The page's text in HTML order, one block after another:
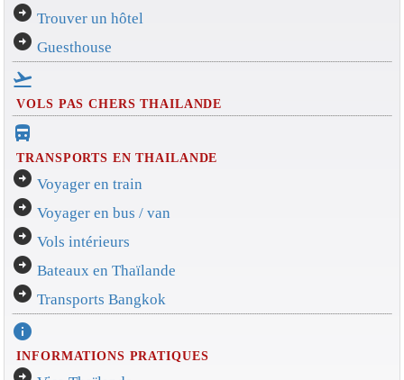
arrow_circle_right Trouver un hôtel
arrow_circle_right Guesthouse
flight_takeoff
VOLS PAS CHERS THAILANDE
directions_bus_filled
TRANSPORTS EN THAILANDE
arrow_circle_right Voyager en train
arrow_circle_right Voyager en bus / van
arrow_circle_right Vols intérieurs
arrow_circle_right Bateaux en Thaïlande
arrow_circle_right Transports Bangkok
info
INFORMATIONS PRATIQUES